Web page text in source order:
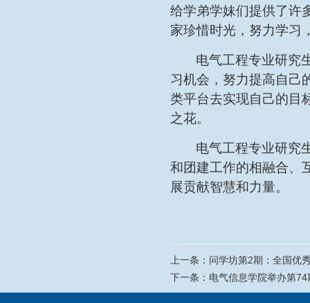
给学弟学妹们提供了许
家珍惜时光，努力学习
电气工程专业研究
习机会，努力提高自己
类平台去实现自己的目
之花。
电气工程专业研究
和团建工作的相融合、
展贡献智慧和力量。
上一条： 问学坊第2期：全国优
下一条： 电气信息学院举办第